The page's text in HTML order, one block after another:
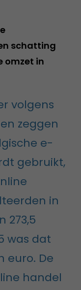
schatting
omzet in
volgens
zeggen
e-
gebruikt,
in
273,5
was dat
euro. De
handel